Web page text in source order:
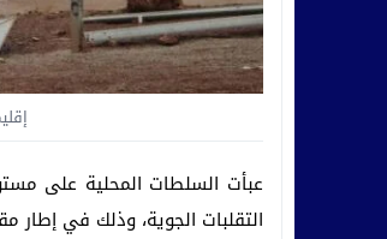
عبأت السلطات المحلية على
التقلبات الجوية، وذلك في إطار